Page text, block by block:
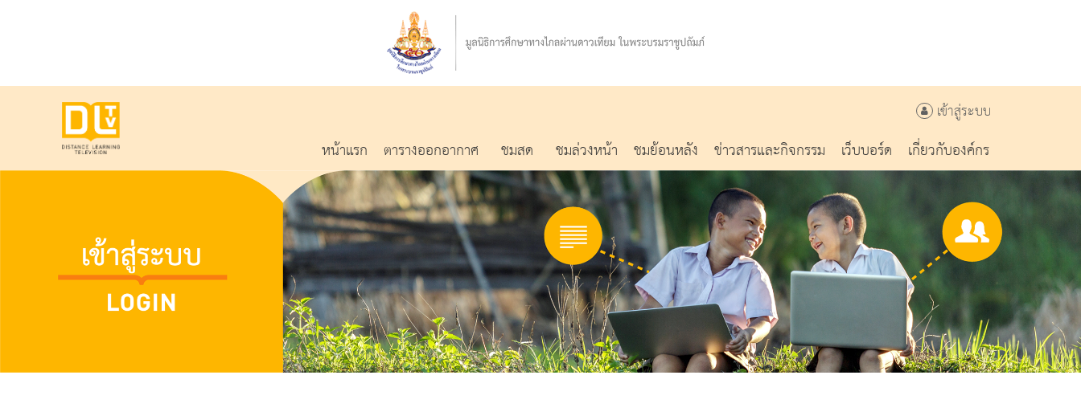
เข้าสู่ระบบ
หน้าแรก ตารางออกอากาศ ชมสด ชมล่วงหน้า ชมย้อนหลัง ข่าวสารและกิจกรรม เว็บบอร์ด เกี่ยวกับองค์กร